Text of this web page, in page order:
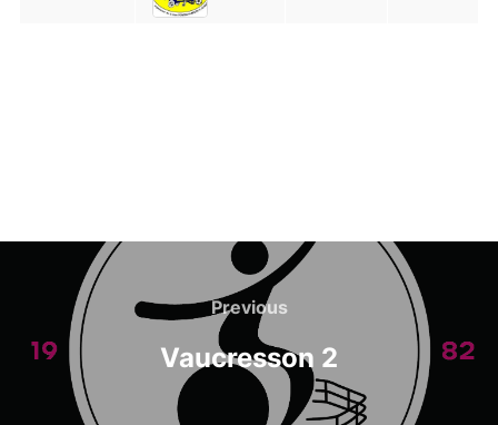
Navigation
l’article
Previous
Previous
Vaucresson 2